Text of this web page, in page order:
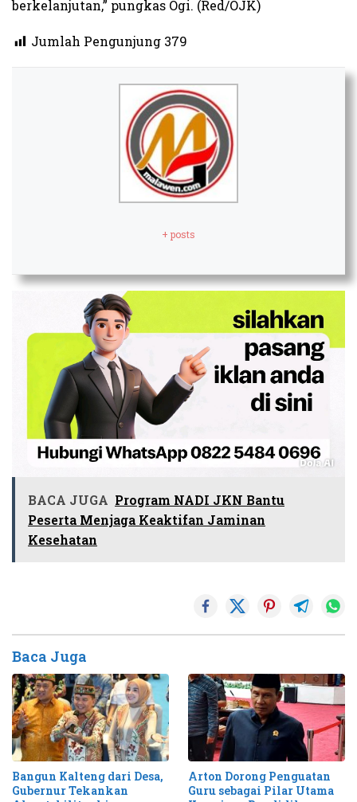
berkelanjutan,” pungkas Ogi. (Red/OJK)
Jumlah Pengunjung 379
+ posts
BACA JUGA Program NADI JKN Bantu
Peserta Menjaga Keaktifan Jaminan
Kesehatan
Baca Juga
Bangun Kalteng dari Desa,
Gubernur Tekankan
Arton Dorong Penguatan
Guru sebagai Pilar Utama